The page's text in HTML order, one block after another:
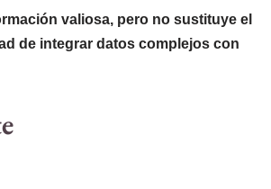
valiosa, pero no sustituye el
de integrar datos complejos con